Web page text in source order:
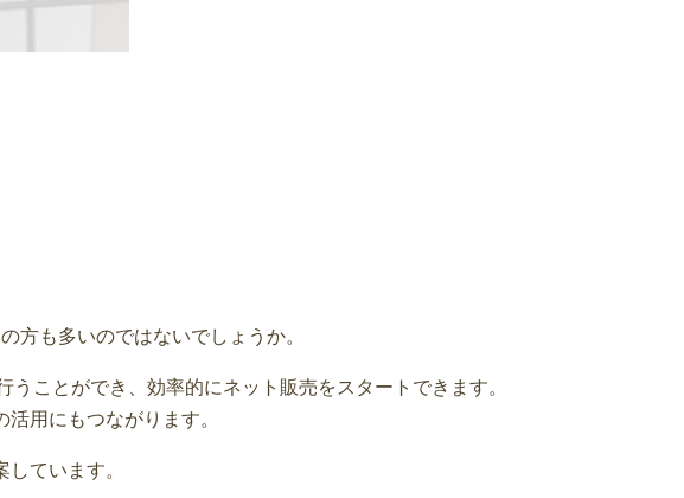
方も多いのではないでしょうか。
ことができ、効率的にネット販売をスタートできます。
用にもつながります。
ています。